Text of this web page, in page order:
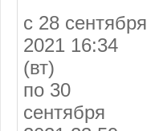
с 28 сентября
2021 16:34
(вт)
по 30
сентября